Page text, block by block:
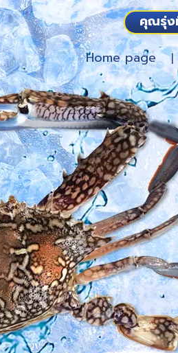
Home page
คุณรุ่